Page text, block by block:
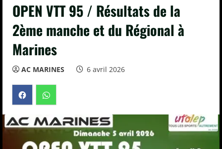
OPEN VTT 95 / Résultats de la
2ème manche et du Régional à
Marines
AC MARINES 6 avril 2026